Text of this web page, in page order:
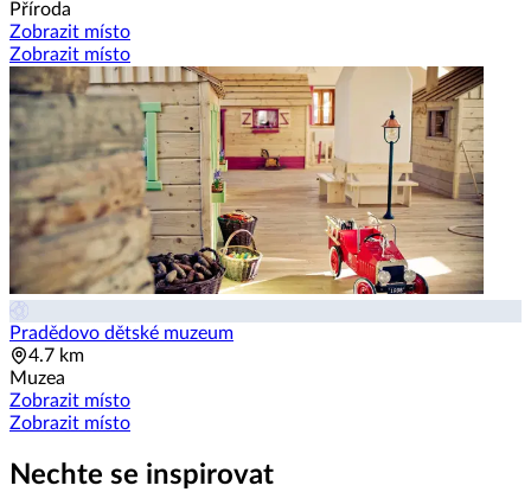
Příroda
Zobrazit místo
Zobrazit místo
Pradědovo dětské muzeum
4.7 km
Muzea
Zobrazit místo
Zobrazit místo
Nechte se inspirovat